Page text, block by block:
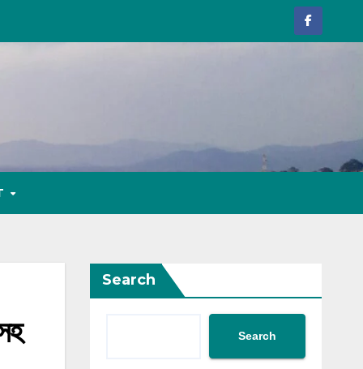
Search
Search